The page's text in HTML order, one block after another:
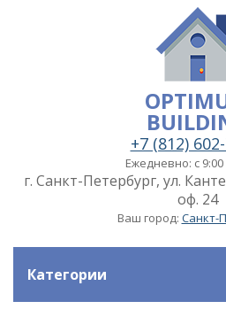
+7 (812)
Ежедневно: с 9:00
г. Санкт-Петербург, ул.
оф. 24
Ваш город: Санкт-
Категории